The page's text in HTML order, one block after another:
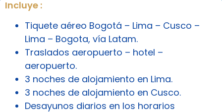
Incluye :
Tiquete aéreo Bogotá – Lima – Cusco –
Lima – Bogota, vía Latam.
Traslados aeropuerto – hotel –
aeropuerto.
3 noches de alojamiento en Lima.
3 noches de alojamiento en Cusco.
Desayunos diarios en los horarios